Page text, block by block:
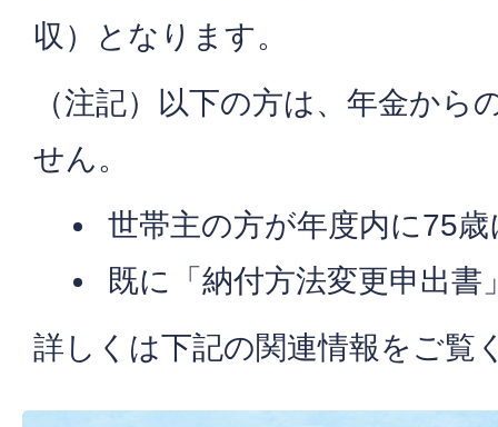
収）となります。
（注記）以下の方は、年金から
せん。
世帯主の方が年度内に75
既に「納付方法変更申出
詳しくは下記の関連情報をご覧